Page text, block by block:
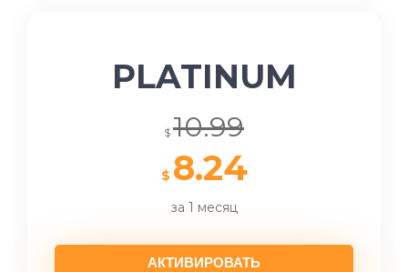
PLATINUM
$ 10.99
$ 8.24
за 1 месяц
АКТИВИРОВАТЬ